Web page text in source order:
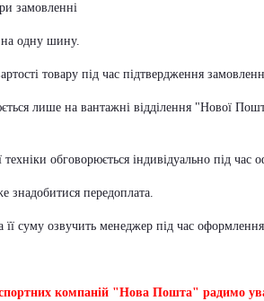
замовленні
на одну шину.
товару під час підтвердження
лише на вантажні відділення "Нової
техніки обговорюється індивідуально під
знадобитися передоплата.
її суму озвучить менеджер під час
компаній "Нова Пошта" радимо